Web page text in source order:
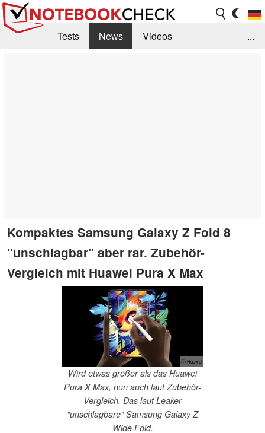
Tests News
Videos
...
Kompaktes Samsung Galaxy Z Fold 8
"unschlagbar" aber rar. Zubehör-
Vergleich mit Huawei Pura X Max
ⓘ Huawei
Wird etwas größer als das Huawei
Pura X Max, nun auch laut Zubehör-
Vergleich. Das laut Leaker
"unschlagbare" Samsung Galaxy Z
Wide Fold.